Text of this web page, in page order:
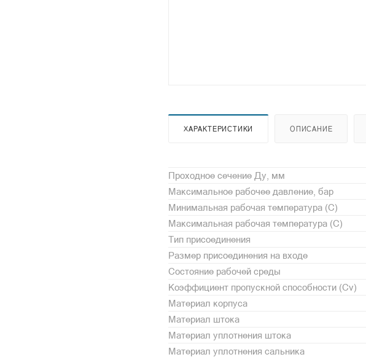
ХАРАКТЕРИСТИКИ ОПИСАНИЕ
Проходное сечение Ду, мм
Максимальное рабочее давление, бар
Минимальная рабочая температура (С)
Максимальная рабочая температура (С)
Тип присоединения
Размер присоединения на входе
Состояние рабочей среды
Коэффициент пропускной способности (Cv)
Материал корпуса
Материал штока
Материал уплотнения штока
Материал уплотнения сальника